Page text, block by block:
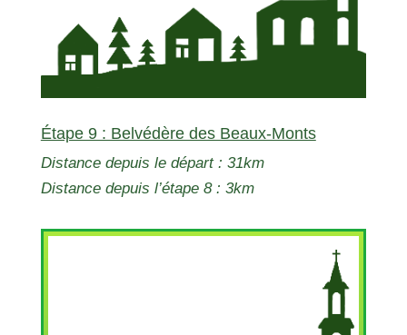
Étape 9 : Belvédère des Beaux-Monts
Distance depuis le départ : 31km
Distance depuis l’étape 8 : 3km